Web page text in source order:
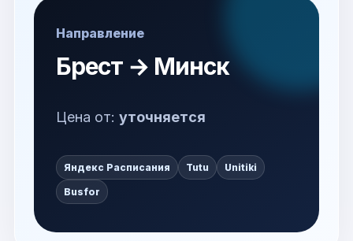
Направление
Брест → Минск
Цена от: уточняется
Яндекс Расписания Tutu Unitiki
Busfor